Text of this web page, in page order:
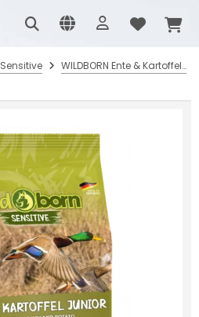
Sensitive
WILDBORN Ente & Kartoffel Junior - für Welpen & Junghunde